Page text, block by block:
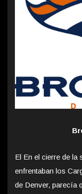
El En el cierre de la
enfrentaban los
de Denver, parecía